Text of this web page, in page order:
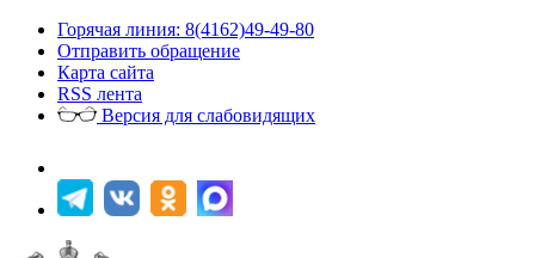
Горячая линия: 8(4162)49-49-80
Отправить обращение
Карта сайта
RSS лента
Версия для слабовидящих